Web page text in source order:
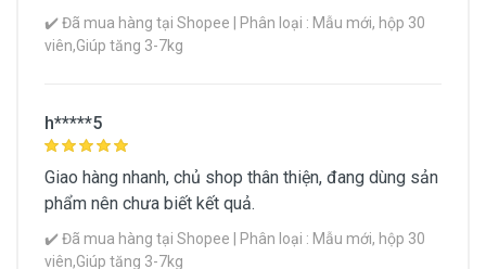
✔️ Đã mua hàng tại Shopee | Phân loại : Mẫu mới, hộp 30
viên,Giúp tăng 3-7kg
h*****5
Giao hàng nhanh, chủ shop thân thiện, đang dùng sản
phẩm nên chưa biết kết quả.
✔️ Đã mua hàng tại Shopee | Phân loại : Mẫu mới, hộp 30
viên,Giúp tăng 3-7kg